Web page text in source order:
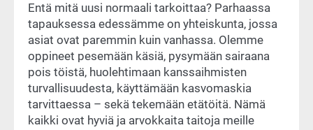
Entä mitä uusi normaali tarkoittaa? Parhaassa
tapauksessa edessämme on yhteiskunta, jossa
asiat ovat paremmin kuin vanhassa. Olemme
oppineet pesemään käsiä, pysymään sairaana
pois töistä, huolehtimaan kanssaihmisten
turvallisuudesta, käyttämään kasvomaskia
tarvittaessa – sekä tekemään etätöitä. Nämä
kaikki ovat hyviä ja arvokkaita taitoja meille